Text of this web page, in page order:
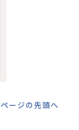
ページの先頭へ